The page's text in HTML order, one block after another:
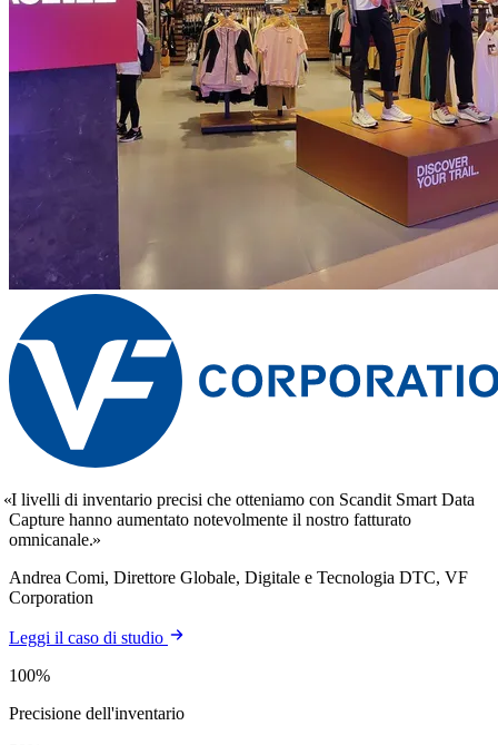
I livelli di inventario precisi che otteniamo con Scandit Smart Data
Capture hanno aumentato notevolmente il nostro fatturato
omnicanale.
Andrea Comi, Direttore Globale, Digitale e Tecnologia DTC, VF
Corporation
Leggi il caso di studio
100%
Precisione dell'inventario